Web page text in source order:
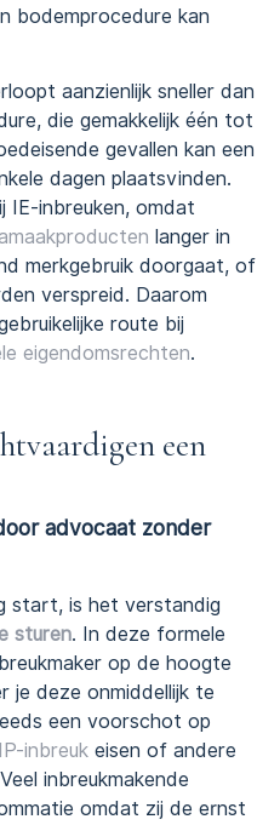
bodemprocedure kan
aanzienlijk sneller dan
die gemakkelijk één tot
gevallen kan een
dagen plaatsvinden.
IE-inbreuken, omdat
langer in
merkgebruik doorgaat, of
verspreid. Daarom
route bij
eigendomsrechten.
een
advocaat zonder
start, is het verstandig
sturen. In deze formele
op de hoogte
je deze onmiddellijk te
een voorschot op
inbreuk eisen of andere
inbreukmakende
omdat zij de ernst